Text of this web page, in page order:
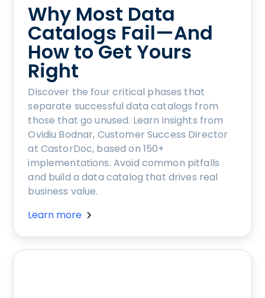
Why Most Data
Catalogs Fail—And
How to Get Yours
Right
Discover the four critical phases that
separate successful data catalogs from
those that go unused. Learn insights from
Ovidiu Bodnar, Customer Success Director
at CastorDoc, based on 150+
implementations. Avoid common pitfalls
and build a data catalog that drives real
business value.
Learn more